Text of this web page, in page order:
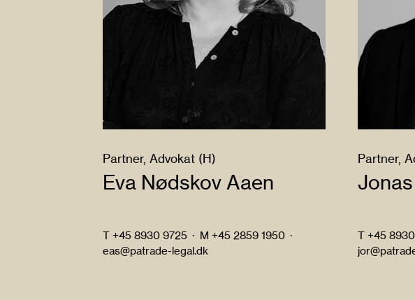
Partner, Advokat (H)
Eva Nødskov Aaen
T +45 8930 9725 · M +45 2859 1950 ·
eas@patrade-legal.dk
Partner,
T +45